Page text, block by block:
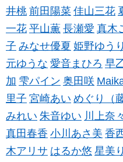
井桃 前田陽菜 佳山三花
一花 平山薫 長瀬愛 真木
子 みなせ優夏 姫野ゆうり
元ゆうな 愛音まひろ 早
加 雫パイン 奥田咲
里子 宮崎あい めぐり（
みれい 朱音ゆい 川上奈
真田春香 小川あさ美 香
木アリサ はるか悠 星美